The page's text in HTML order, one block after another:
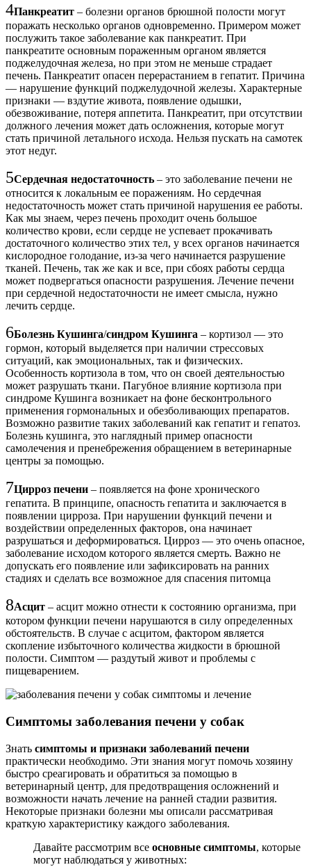
4Панкреатит – болезни органов брюшной полости могут
поражать несколько органов одновременно. Примером может
послужить такое заболевание как панкреатит. При
панкреатите основным пораженным органом является
поджелудочная железа, но при этом не меньше страдает
печень. Панкреатит опасен перерастанием в гепатит. Причина
— нарушение функций поджелудочной железы. Характерные
признаки — вздутие живота, появление одышки,
обезвоживание, потеря аппетита. Панкреатит, при отсутствии
должного лечения может дать осложнения, которые могут
стать причиной летального исхода. Нельзя пускать на самотек
этот недуг.
5Сердечная недостаточность – это заболевание печени не
относится к локальным ее поражениям. Но сердечная
недостаточность может стать причиной нарушения ее работы.
Как мы знаем, через печень проходит очень большое
количество крови, если сердце не успевает прокачивать
достаточного количество этих тел, у всех органов начинается
кислородное голодание, из-за чего начинается разрушение
тканей. Печень, так же как и все, при сбоях работы сердца
может подвергаться опасности разрушения. Лечение печени
при сердечной недостаточности не имеет смысла, нужно
лечить сердце.
6Болезнь Кушинга/синдром Кушинга – кортизол — это
гормон, который выделяется при наличии стрессовых
ситуаций, как эмоциональных, так и физических.
Особенность кортизола в том, что он своей деятельностью
может разрушать ткани. Пагубное влияние кортизола при
синдроме Кушинга возникает на фоне бесконтрольного
применения гормональных и обезболивающих препаратов.
Возможно развитие таких заболеваний как гепатит и гепатоз.
Болезнь кушинга, это наглядный пример опасности
самолечения и пренебрежения обращением в ветеринарные
центры за помощью.
7Цирроз печени – появляется на фоне хронического
гепатита. В принципе, опасность гепатита и заключается в
появлении цирроза. При нарушении функций печени и
воздействии определенных факторов, она начинает
разрушаться и деформироваться. Цирроз — это очень опасное,
заболевание исходом которого является смерть. Важно не
допускать его появление или зафиксировать на ранних
стадиях и сделать все возможное для спасения питомца
8Асцит – асцит можно отнести к состоянию организма, при
котором функции печени нарушаются в силу определенных
обстоятельств. В случае с асцитом, фактором является
скопление избыточного количества жидкости в брюшной
полости. Симптом — раздутый живот и проблемы с
пищеварением.
Симптомы заболевания печени у собак
Знать симптомы и признаки заболеваний печени
практически необходимо. Эти знания могут помочь хозяину
быстро среагировать и обратиться за помощью в
ветеринарный центр, для предотвращения осложнений и
возможности начать лечение на ранней стадии развития.
Некоторые признаки болезни мы описали рассматривая
краткую характеристику каждого заболевания.
Давайте рассмотрим все основные симптомы, которые
могут наблюдаться у животных: